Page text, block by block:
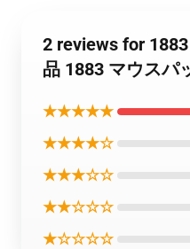
2 reviews for
品 1883 マウスパ
★★★★★
★★★★☆
★★★☆☆
★★☆☆☆
★☆☆☆☆